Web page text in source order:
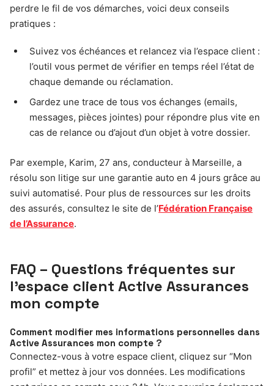
perdre le fil de vos démarches, voici deux conseils
pratiques :
Suivez vos échéances et relancez via l’espace client :
l’outil vous permet de vérifier en temps réel l’état de
chaque demande ou réclamation.
Gardez une trace de tous vos échanges (emails,
messages, pièces jointes) pour répondre plus vite en
cas de relance ou d’ajout d’un objet à votre dossier.
Par exemple, Karim, 27 ans, conducteur à Marseille, a
résolu son litige sur une garantie auto en 4 jours grâce au
suivi automatisé. Pour plus de ressources sur les droits
des assurés, consultez le site de l’Fédération Française
de l’Assurance.
FAQ – Questions fréquentes sur
l’espace client Active Assurances
mon compte
Comment modifier mes informations personnelles dans
Active Assurances mon compte ?
Connectez-vous à votre espace client, cliquez sur “Mon
profil” et mettez à jour vos données. Les modifications